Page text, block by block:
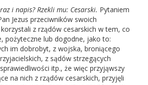
i napis? Rzekli mu: Cesarski. Pytaniem
Jezus przeciwników swoich
z rządów cesarskich w tem, co
pożyteczne lub dogodne, jako to:
im dobrobyt, z wojska, broniącego
z sądów strzegących
itp., że więc przyjąwszy
na nich z rządów cesarskich, przyjęli